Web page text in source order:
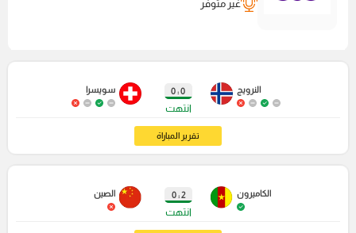
غير متوفر
النرويج 0 : 0
انتهت
سويسرا
تقرير المباراة
الكاميرون 2 : 0
انتهت
الصين